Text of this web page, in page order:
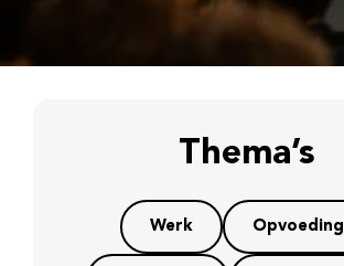
Thema’s
Werk Opvoeding